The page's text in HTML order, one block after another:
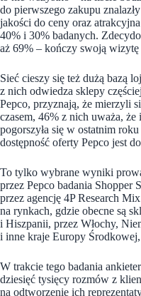
do pierwszego zakupu
jakości do ceny oraz
40% i 30% badanych.
aż 69% – kończy swoją
Sieć cieszy się też dużą bazą
z nich odwiedza sklepy
Pepco, przyznają, że mierzyli
czasem, 46% z nich uważa, że
pogorszyła się w ostatnim
dostępność oferty Pepco jest
To tylko wybrane wyniki
przez Pepco badania Shopper
przez agencję 4P Research
na rynkach, gdzie obecne są
i Hiszpanii, przez Włochy,
i inne kraje Europy
W trakcie tego badania
dziesięć tysięcy rozmów z
na odtworzenie ich